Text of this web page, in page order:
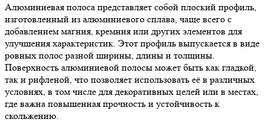
Алюминиевая полоса представляет собой плоский профиль,
изготовленный из алюминиевого сплава, чаще всего с
добавлением магния, кремния или других элементов для
улучшения характеристик. Этот профиль выпускается в виде
ровных полос разной ширины, длины и толщины.
Поверхность алюминиевой полосы может быть как гладкой,
так и рифленой, что позволяет использовать её в различных
условиях, в том числе для декоративных целей или в местах,
где важна повышенная прочность и устойчивость к
скольжению.